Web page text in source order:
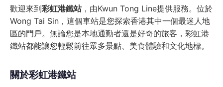
歡迎來到彩虹港鐵站，由Kwun Tong Line提供服務。位於
Wong Tai Sin，這個車站是您探索香港其中一個最迷人地
區的門戶。無論您是本地通勤者還是好奇的旅客，彩虹港
鐵站都能讓您輕鬆前往眾多景點、美食體驗和文化地標。
關於彩虹港鐵站